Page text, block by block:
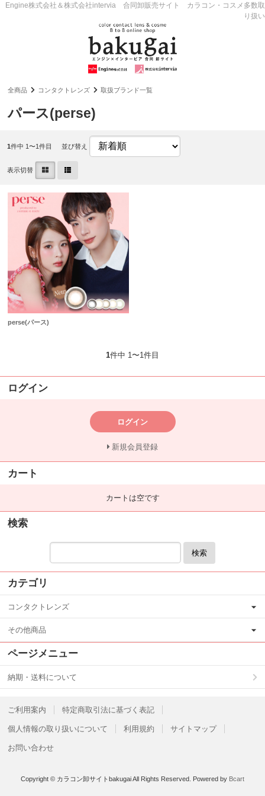
Engine株式会社＆株式会社intervia 合同卸販売サイト カラコン・コスメ多数取
り扱い
全商品 コンタクトレンズ 取扱ブランド一覧
パース(perse)
1件中 1〜1件目 並び替え
表示切替
perse(パース)
1件中 1〜1件目
ログイン
ログイン
新規会員登録
カート
カートは空です
検索
検索
カテゴリ
コンタクトレンズ
その他商品
ページメニュー
納期・送料について
ご利用案内 特定商取引法に基づく表記
個人情報の取り扱いについて 利用規約 サイトマップ
お問い合わせ
Copyright © カラコン卸サイトbakugai All Rights Reserved. Powered by Bcart